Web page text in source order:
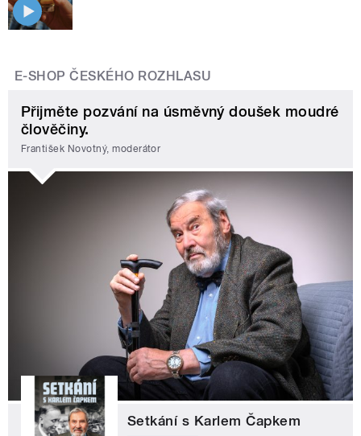
E-SHOP ČESKÉHO ROZHLASU
Přijměte pozvání na úsměvný doušek moudré
člověčiny.
František Novotný, moderátor
Setkání s Karlem Čapkem